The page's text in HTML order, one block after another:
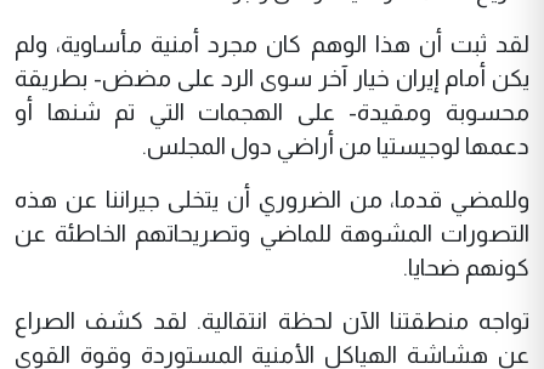
لقد ثبت أن هذا الوهم كان مجرد أمنية مأساوية، ولم
يكن أمام إيران خيار آخر سوى الرد على مضض- بطريقة
محسوبة ومقيدة- على الهجمات التي تم شنها أو
دعمها لوجيستيا من أراضي دول المجلس.
وللمضي قدما، من الضروري أن يتخلى جيراننا عن هذه
التصورات المشوهة للماضي وتصريحاتهم الخاطئة عن
كونهم ضحايا.
تواجه منطقتنا الآن لحظة انتقالية. لقد كشف الصراع
عن هشاشة الهياكل الأمنية المستوردة وقوة القوى